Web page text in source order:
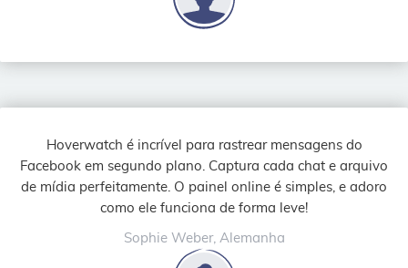
Hoverwatch é incrível para rastrear mensagens do
Facebook em segundo plano. Captura cada chat e arquivo
de mídia perfeitamente. O painel online é simples, e adoro
como ele funciona de forma leve!
Sophie Weber, Alemanha